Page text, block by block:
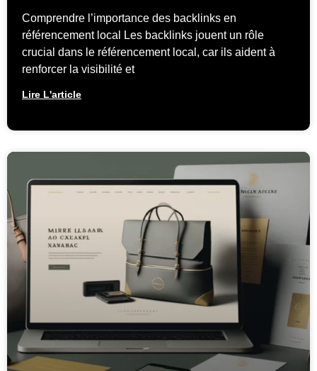
Comprendre l’importance des backlinks en
référencement local Les backlinks jouent un rôle
crucial dans le référencement local, car ils aident à
renforcer la visibilité et
Lire L'article